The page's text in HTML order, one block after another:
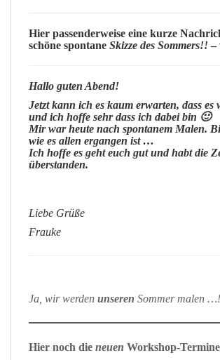
Hier passenderweise eine kurze
schöne spontane Skizze des Sommers!! –
Hallo guten Abend!
Jetzt kann ich es kaum erwarten, dass es
und ich hoffe sehr dass ich dabei bin 🙂
Mir war heute nach spontanem Malen.
wie es allen ergangen ist …
Ich hoffe es geht euch gut und habt die
überstanden.
Liebe Grüße
Frauke
Ja, wir werden unseren Sommer malen …!
Hier noch die neuen Workshop-